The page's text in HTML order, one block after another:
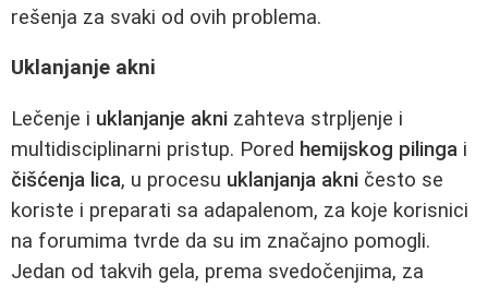
rešenja za svaki od ovih problema.
Uklanjanje akni
Lečenje i uklanjanje akni zahteva strpljenje i
multidisciplinarni pristup. Pored hemijskog pilinga i
čišćenja lica, u procesu uklanjanja akni često se
koriste i preparati sa adapalenom, za koje korisnici
na forumima tvrde da su im značajno pomogli.
Jedan od takvih gela, prema svedočenjima, za